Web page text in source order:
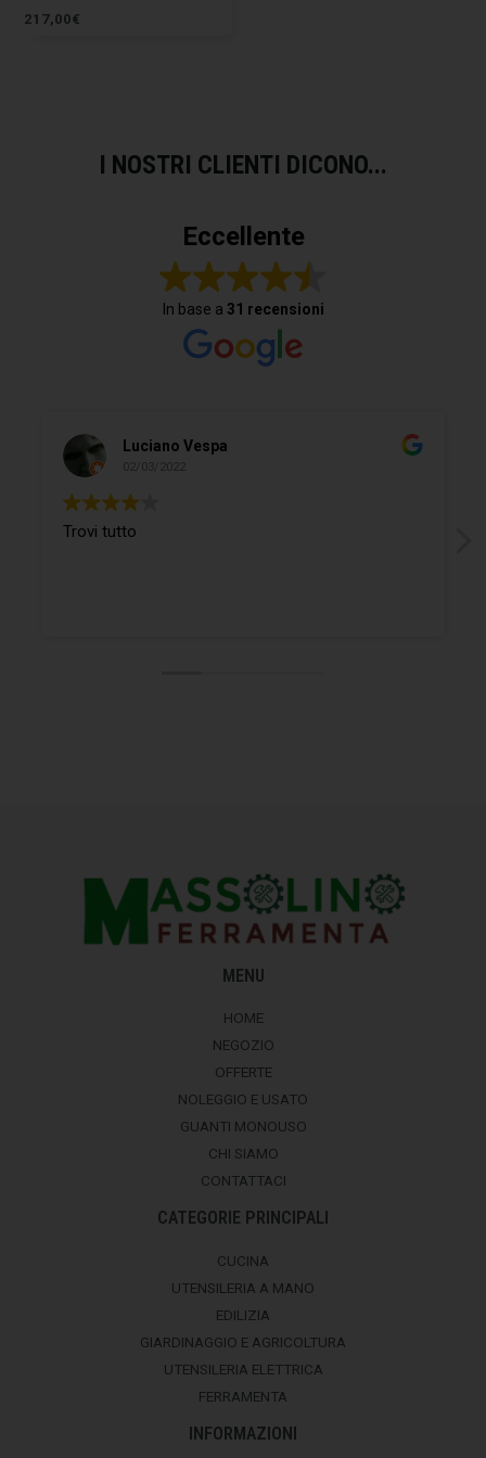
217,00€
I NOSTRI CLIENTI DICONO...
Eccellente
In base a 31 recensioni
Luciano Vespa
02/03/2022
Trovi tutto
MENU
HOME
NEGOZIO
OFFERTE
NOLEGGIO E USATO
GUANTI MONOUSO
CHI SIAMO
CONTATTACI
CATEGORIE PRINCIPALI
CUCINA
UTENSILERIA A MANO
EDILIZIA
GIARDINAGGIO E AGRICOLTURA
UTENSILERIA ELETTRICA
FERRAMENTA
INFORMAZIONI